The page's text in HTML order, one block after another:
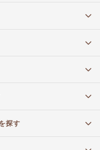
探す